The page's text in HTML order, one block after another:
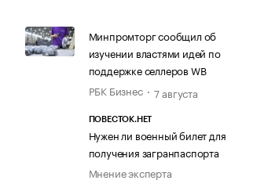
Минпромторг сообщил об
изучении властями идей по
поддержке селлеров WB
РБК Бизнес
7 августа
ПОВЕСТОК.НЕТ
Нужен ли военный билет для
получения загранпаспорта
Мнение эксперта